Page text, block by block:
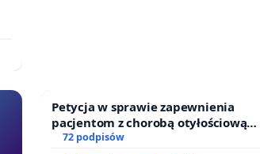
Petycja w sprawie zapewnienia
pacjentom z chorobą otyłościową
dostępu do kompleksowego leczenia
72 podpisów